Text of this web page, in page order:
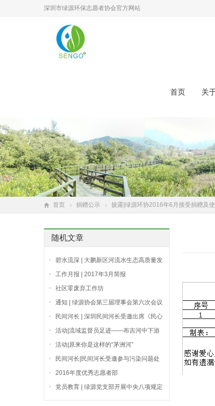
深圳市绿源环保志愿者协会官方网站
首页 关
首页 捐赠公示 披露|绿源环协2016年6月接受捐赠及
随机文章
碧水流深 | 大鹏新区河流水生态高质量发
展专家座谈会顺利召开
工作月报 | 2017年3月简报
社区零废弃工作坊
通知 | 绿源协会第三届理事会第六次会议
通知
民间河长 | 深圳民间河长受邀出席《民心
桥》先锋898访谈节目，共议深圳水务工
作新目标
活动|流域监督员足迹——布吉河中下游
走访
活动|原来你是这样的“茅洲河”
民间河长|民间河长受邀参与污染问题处
理多方协调会
2016年度优秀志愿者部
党员教育 | 绿源党支部开展中央八项规定